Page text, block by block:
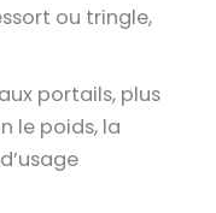
ou tringle,
portails, plus
le poids, la